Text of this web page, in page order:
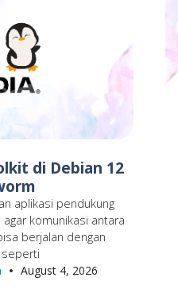
di Debian 12
aplikasi pendukung
komunikasi antara
berjalan dengan
August 4, 2026